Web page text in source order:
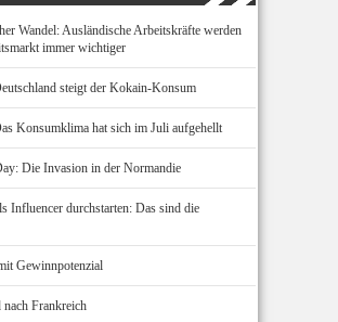
Wandel: Ausländische Arbeitskräfte werden
immer wichtiger
steigt der Kokain-Konsum
Konsumklima hat sich im Juli aufgehellt
Die Invasion in der Normandie
Influencer durchstarten: Das sind die
Gewinnpotenzial
nach Frankreich